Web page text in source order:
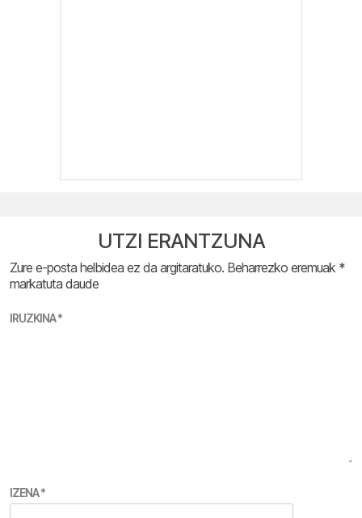
UTZI ERANTZUNA
Zure e-posta helbidea ez da argitaratuko. Beharrezko eremuak *
markatuta daude
IRUZKINA*
IZENA*